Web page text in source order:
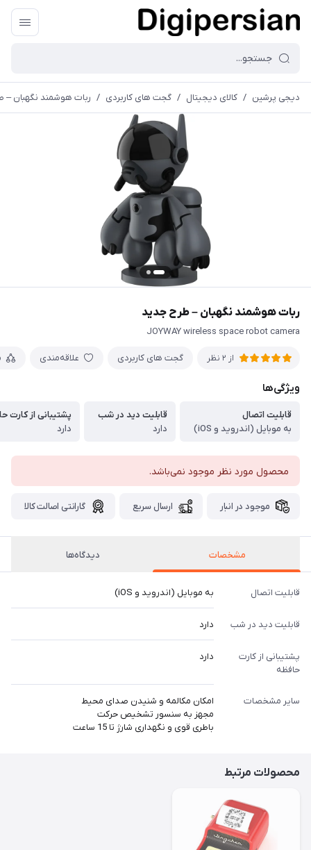
دیجی پرشین / کالای دیجیتال / گجت های کاربردی / ربات هوشمند نگهبان –
ربات هوشمند نگهبان – طرح جدید
JOYWAY wireless space robot camera
از 2 نظر گجت های کاربردی علاقه‌مندی
ویژگی‌ها
قابلیت اتصال
به موبایل (اندروید و iOS)
قابلیت دید در شب
دارد
پشتیبانی از کارت
دارد
محصول مورد نظر موجود نمی‌باشد.
موجود در انبار ارسال سریع گارانتی اصالت کالا
مشخصات دیدگاه‌ها
قابلیت اتصال به موبایل (اندروید و iOS)
قابلیت دید در شب دارد
پشتیبانی از کارت
حافظه
دارد
سایر مشخصات
امکان مکالمه و شنیدن صدای محیط
مجهز به سنسور تشخیص حرکت
باطری قوی و نگهداری شارژ تا 15 ساعت
محصولات مرتبط